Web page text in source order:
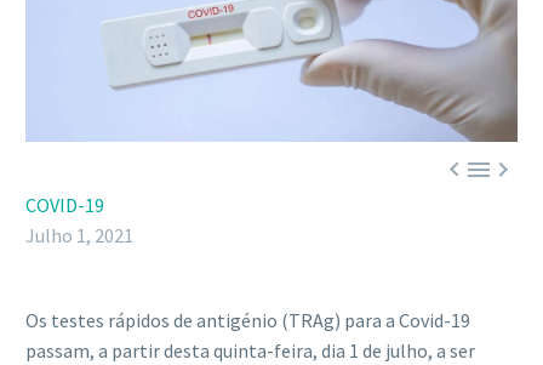

COVID-19
Julho 1, 2021
Os testes rápidos de antigénio (TRAg) para a Covid-19
passam, a partir desta quinta-feira, dia 1 de julho, a ser